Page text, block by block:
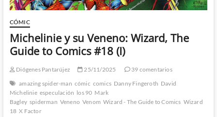
CÓMIC
Michelinie y su Veneno: Wizard, The
Guide to Comics #18 (I)
Diógenes Pantarújez 25/11/2025
39 comentarios
amazing spider-man cómic comics Danny Fingeroth David
Michelinie especulación los 90 Mark
Bagley spiderman Veneno Venom Wizard - The Guide to Comics Wizard
18 X Factor